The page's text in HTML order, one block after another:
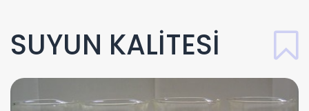
SUYUN KALİTESİ